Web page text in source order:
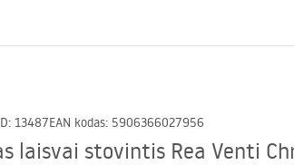
: 13487EAN kodas: 5906366027956
laisvai stovintis Rea Venti